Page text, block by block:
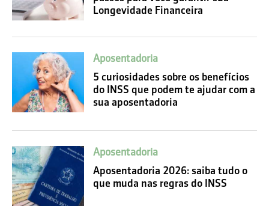
Longevidade Financeira
Aposentadoria
5 curiosidades sobre os benefícios
do INSS que podem te ajudar com a
sua aposentadoria
Aposentadoria
Aposentadoria 2026: saiba tudo o
que muda nas regras do INSS